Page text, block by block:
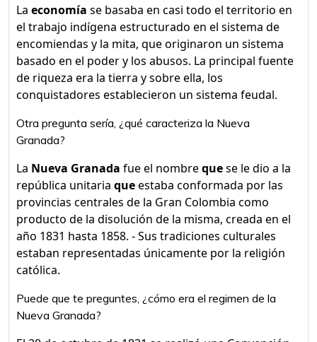
La economía se basaba en casi todo el territorio en
el trabajo indígena estructurado en el sistema de
encomiendas y la mita, que originaron un sistema
basado en el poder y los abusos. La principal fuente
de riqueza era la tierra y sobre ella, los
conquistadores establecieron un sistema feudal.
Otra pregunta sería, ¿qué caracteriza la Nueva
Granada?
La Nueva Granada fue el nombrequese le dio a la
república unitaria queestaba conformada por las
provincias centrales de la Gran Colombia como
producto de la disolución de la misma, creada en el
año 1831 hasta 1858. - Sus tradiciones culturales
estaban representadas únicamente por la religión
católica.
Puede que te preguntes, ¿cómo era el regimen de la
Nueva Granada?